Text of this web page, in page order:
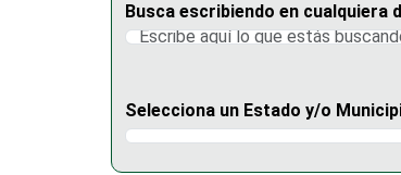
Busca escribiendo en cualquiera
Selecciona un Estado y/o
Selecciona un Estado